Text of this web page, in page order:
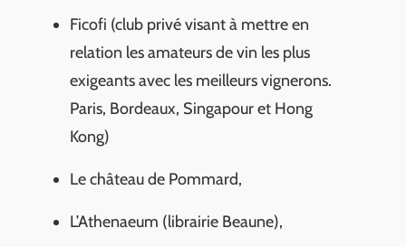
Ficofi (club privé visant à mettre en
relation les amateurs de vin les plus
exigeants avec les meilleurs vignerons.
Paris, Bordeaux, Singapour et Hong
Kong)
Le château de Pommard,
L’Athenaeum (librairie Beaune),